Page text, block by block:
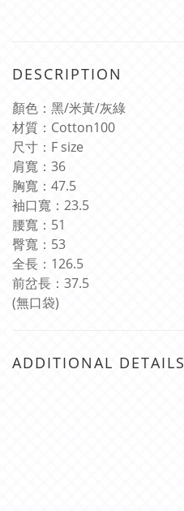
DESCRIPTION
顏色：黑/米黃/灰綠
材質： Cotton100
尺寸： F size
肩寬： 36
胸寬： 47.5
袖口寬： 23.5
腰寬： 51
臀寬： 53
全長： 126.5
前岔長： 37.5
(無口袋)
ADDITIONAL DETAILS